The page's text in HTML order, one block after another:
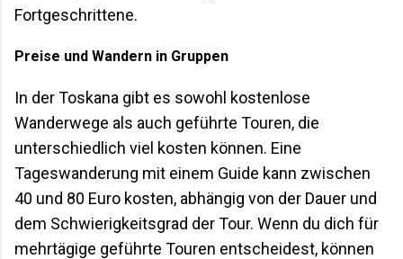
Fortgeschrittene.
Preise und Wandern in Gruppen
In der Toskana gibt es sowohl kostenlose
Wanderwege als auch geführte Touren, die
unterschiedlich viel kosten können. Eine
Tageswanderung mit einem Guide kann zwischen
40 und 80 Euro kosten, abhängig von der Dauer und
dem Schwierigkeitsgrad der Tour. Wenn du dich für
mehrtägige geführte Touren entscheidest, können